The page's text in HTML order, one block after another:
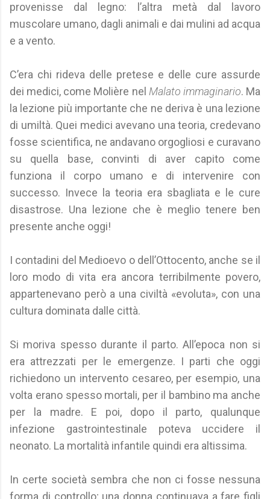
provenisse dal legno: l’altra metà dal lavoro
muscolare umano, dagli animali e dai mulini ad acqua
e a vento.
C’era chi rideva delle pretese e delle cure assurde
dei medici, come Molière nel Malato immaginario. Ma
la lezione più importante che ne deriva è una lezione
di umiltà. Quei medici avevano una teoria, credevano
fosse scientifica, ne andavano orgogliosi e curavano
su quella base, convinti di aver capito come
funziona il corpo umano e di intervenire con
successo. Invece la teoria era sbagliata e le cure
disastrose. Una lezione che è meglio tenere ben
presente anche oggi!
I contadini del Medioevo o dell’Ottocento, anche se il
loro modo di vita era ancora terribilmente povero,
appartenevano però a una civiltà «evoluta», con una
cultura dominata dalle città.
Si moriva spesso durante il parto. All’epoca non si
era attrezzati per le emergenze. I parti che oggi
richiedono un intervento cesareo, per esempio, una
volta erano spesso mortali, per il bambino ma anche
per la madre. E poi, dopo il parto, qualunque
infezione gastrointestinale poteva uccidere il
neonato. La mortalità infantile quindi era altissima.
In certe società sembra che non ci fosse nessuna
forma di controllo; una donna continuava a fare figli